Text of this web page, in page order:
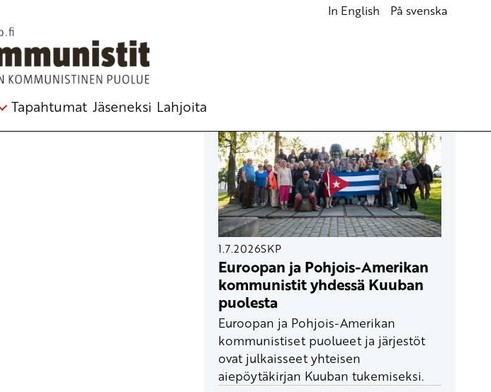
In English På svenska
Tapahtumat Jäseneksi Lahjoita
1.7.2026SKP
Euroopan ja Pohjois-Amerikan
kommunistit yhdessä Kuuban
puolesta
Euroopan ja Pohjois-Amerikan
kommunistiset puolueet ja järjestöt
ovat julkaisseet yhteisen
aiepöytäkirjan Kuuban tukemiseksi.